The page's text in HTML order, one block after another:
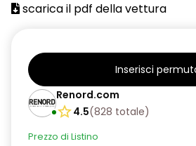
scarica il pdf della vettura
Inserisci
Renord.com
4.5(828 totale)
Prezzo di Listino